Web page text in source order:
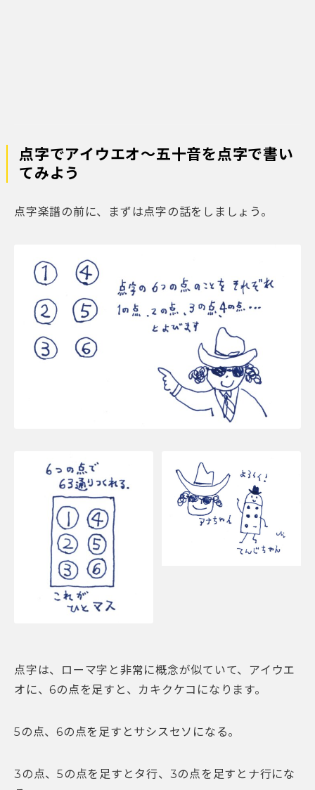
点字でアイウエオ〜五十音を点字で書い
てみよう
点字楽譜の前に、まずは点字の話をしましょう。
点字は、ローマ字と非常に概念が似ていて、アイウエ
オに、6の点を足すと、カキクケコになります。
5の点、6の点を足すとサシスセソになる。
3の点、5の点を足すとタ行、3の点を足すとナ行にな